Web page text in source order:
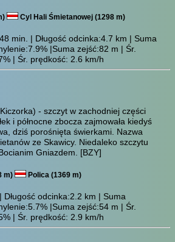
Cyl Hali Śmietanowej (1298 m)
min.
| Długość odcinka:4.7 km | Suma
|Suma zejść:82 m | Śr.
| Śr. prędkość: 2.6 km/h
- szczyt w zachodniej części
i północne zbocza zajmowała kiedyś
dziś porośnięta świerkami. Nazwa
ze Skawicy. Niedaleko szczytu
Gniazdem. [BZY]
m) Polica (1369 m)
| Długość odcinka:2.2 km | Suma
|Suma zejść:54 m | Śr.
| Śr. prędkość: 2.9 km/h